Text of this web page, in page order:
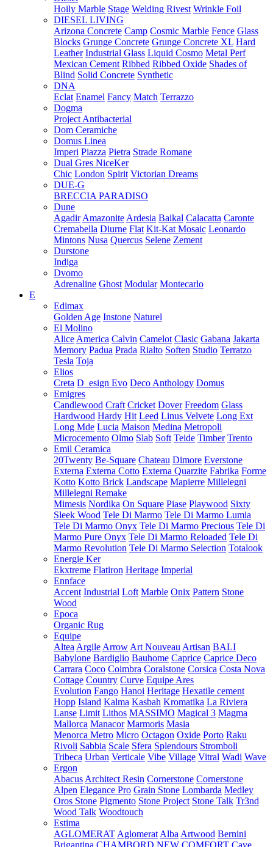
Hoily Marble Stage Welding Rivest Wrinkle Foil
DIESEL LIVING
Arizona Concrete Camp Cosmic Marble Fence Glass
Blocks Grunge Concrete Grunge Concrete XL Hard
Leather Industrial Glass Liquid Cosmo Metal Perf
Mexican Cement Ribbed Ribbed Oxide Shades of
Blind Solid Concrete Synthetic
DNA
Eclat Enamel Fancy Match Terrazzo
Dogma
Project Antibacterial
Dom Ceramiche
Domus Linea
Imperi Piazza Pietra Strade Romane
Dual Gres NiceKer
Chic London Spirit Victorian Dreams
DUE-G
BRECCIA PARADISO
Dune
Agadir Amazonite Ardesia Baikal Calacatta Caronte
Cremabella Diurne Flat Kit-Kat Mosaic Leonardo
Mintons Nusa Quercus Selene Zement
Durstone
Indiga
Dvomo
Adrenaline Ghost Modular Montecarlo
E
Edimax
Golden Age Instone Naturel
El Molino
Alice America Calvin Camelot Clasic Gabana Jakarta
Memory Padua Prada Rialto Soften Studio Terratzo
Tesla Toja
Elios
Creta D_esign Evo Deco Anthology Domus
Emigres
Candlewood Craft Cricket Dover Freedom Glass
Hardwood Hardy Hit Leed Linus Velvete Long Ext
Long Mde Lucia Maison Medina Metropoli
Microcemento Olmo Slab Soft Teide Timber Trento
Emil Ceramica
20Twenty Be-Square Chateau Dimore Everstone
Externa Externa Cotto Externa Quarzite Fabrika Forme
Kotto Kotto Brick Landscape Mapierre Millelegni
Millelegni Remake
Mimesis Nordika On Square Piase Playwood Sixty
Sleek Wood Tele Di Marmo Tele Di Marmo Lumia
Tele Di Marmo Onyx Tele Di Marmo Precious Tele Di
Marmo Pure Onyx Tele Di Marmo Reloaded Tele Di
Marmo Revolution Tele Di Marmo Selection Totalook
Energie Ker
Ekxtreme Flatiron Heritage Imperial
Ennface
Accent Industrial Loft Marble Onix Pattern Stone
Wood
Epoca
Organic Rug
Equipe
Altea Argile Arrow Art Nouveau Artisan BALI
Babylone Bardiglio Bauhome Caprice Caprice Deco
Carrara Coco Coimbra Coralstone Corsica Costa Nova
Cottage Country Curve Equipe Ares
Evolution Fango Hanoi Heritage Hexatile cement
Hopp Island Kalma Kasbah Kromatika La Riviera
Lanse Limit Lithos MASSIMO Magical 3 Magma
Mallorca Manacor Marmoris Masia
Menorca Metro Micro Octagon Oxide Porto Raku
Rivoli Sabbia Scale Sfera Splendours Stromboli
Tribeca Urban Verticale Vibe Village Vitral Wadi Wave
Ergon
Abacus Architect Resin Cornerstone Cornerstone
Alpen Elegance Pro Grain Stone Lombarda Medley
Oros Stone Pigmento Stone Project Stone Talk Tr3nd
Wood Talk Woodtouch
Estima
AGLOMERAT Aglomerat Alba Artwood Bernini